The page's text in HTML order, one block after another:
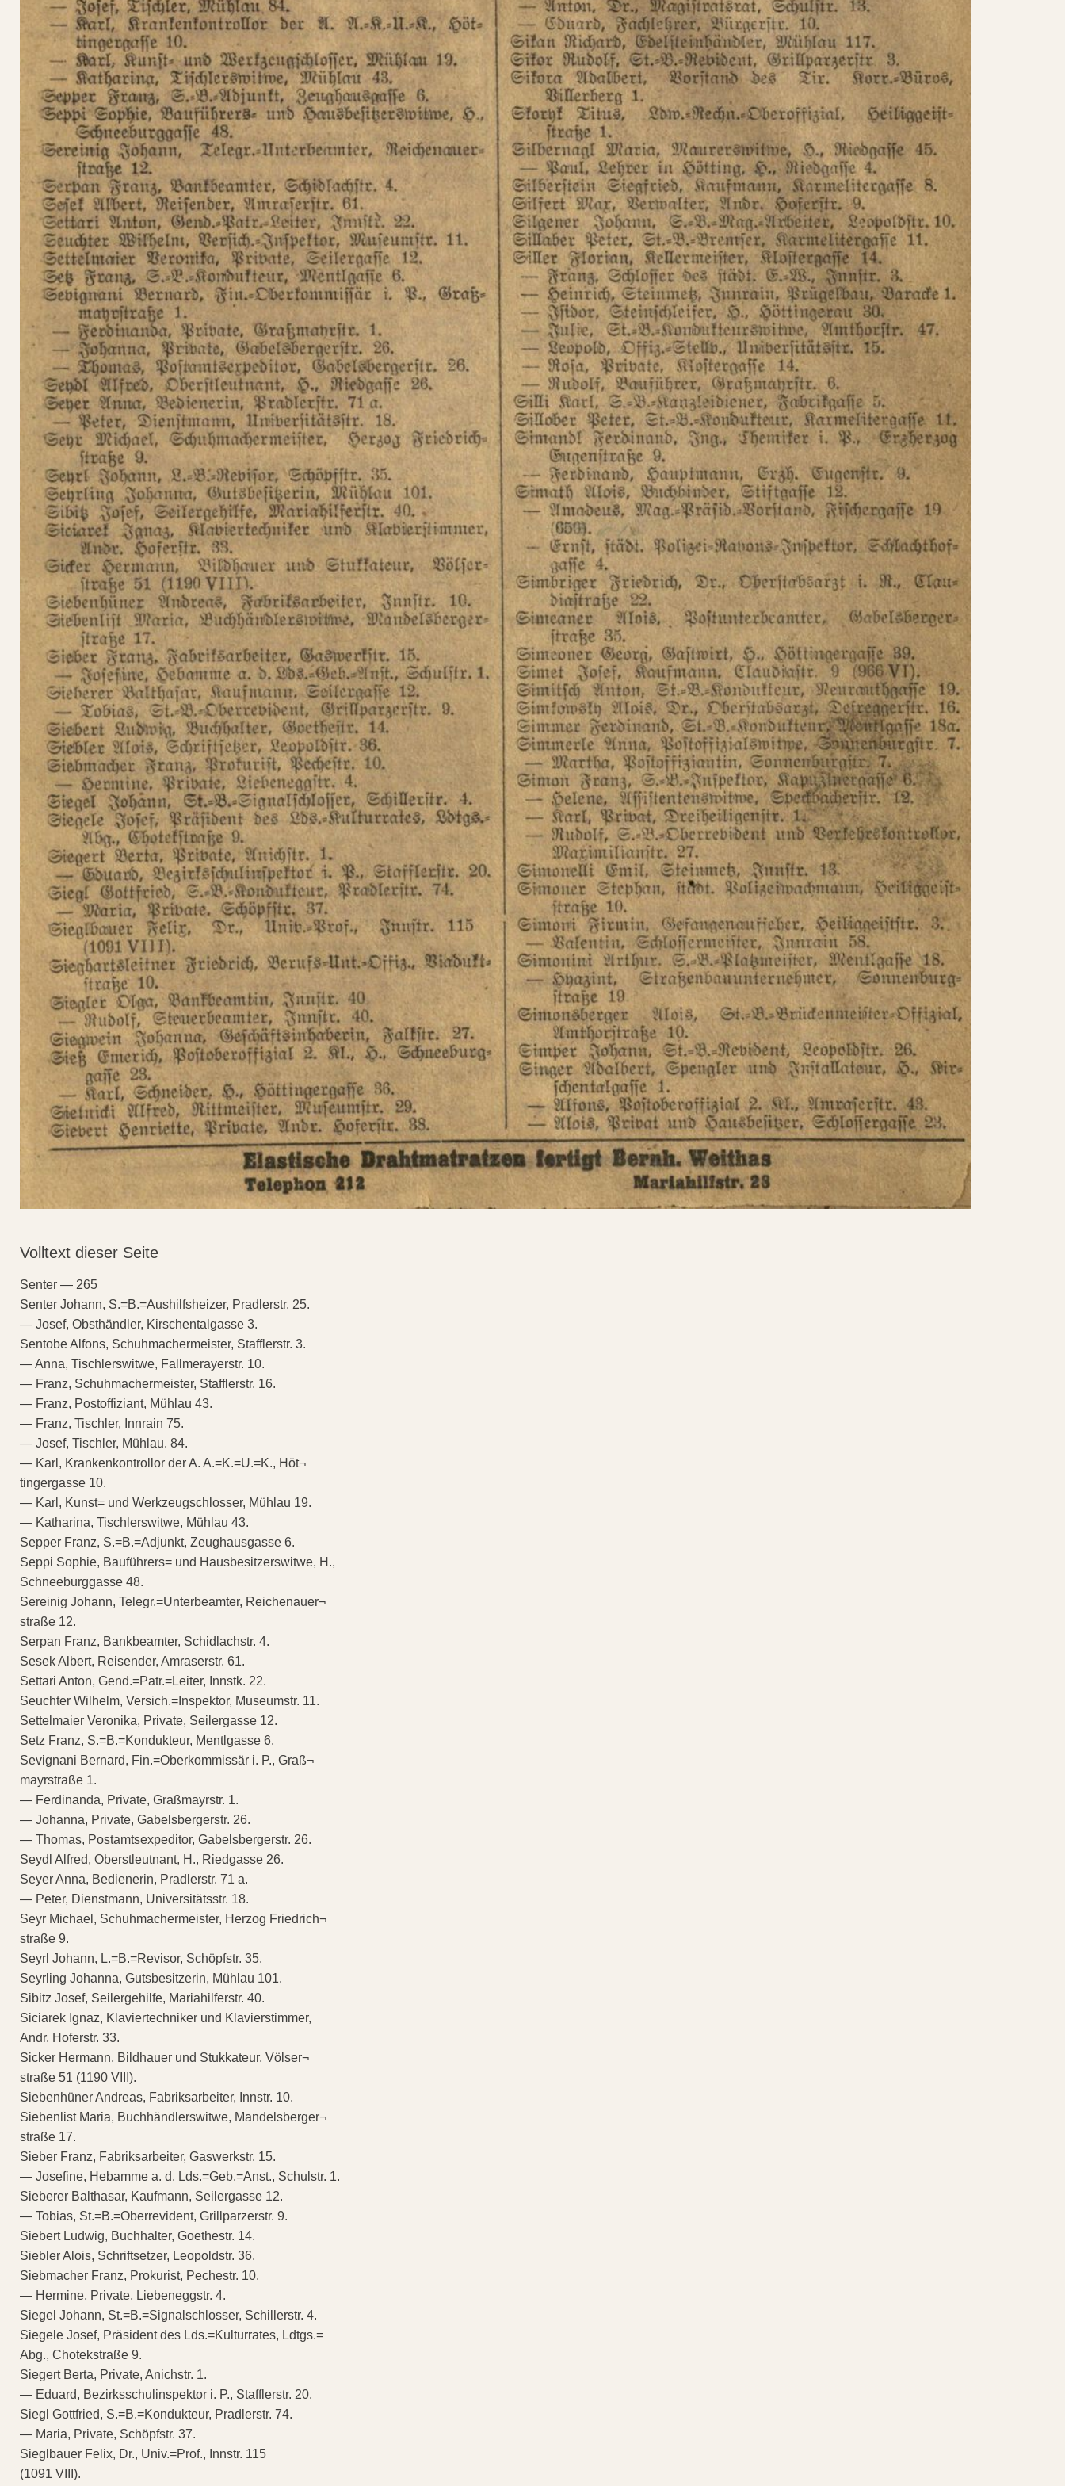
Volltext dieser Seite
Senter — 265
Senter Johann, S.=B.=Aushilfsheizer, Pradlerstr. 25.
— Josef, Obsthändler, Kirschentalgasse 3.
Sentobe Alfons, Schuhmachermeister, Stafflerstr. 3.
— Anna, Tischlerswitwe, Fallmerayerstr. 10.
— Franz, Schuhmachermeister, Stafflerstr. 16.
— Franz, Postoffiziant, Mühlau 43.
— Franz, Tischler, Innrain 75.
— Josef, Tischler, Mühlau. 84.
— Karl, Krankenkontrollor der A. A.=K.=U.=K., Höt¬
tingergasse 10.
— Karl, Kunst= und Werkzeugschlosser, Mühlau 19.
— Katharina, Tischlerswitwe, Mühlau 43.
Sepper Franz, S.=B.=Adjunkt, Zeughausgasse 6.
Seppi Sophie, Bauführers= und Hausbesitzerswitwe, H.,
Schneeburggasse 48.
Sereinig Johann, Telegr.=Unterbeamter, Reichenauer¬
straße 12.
Serpan Franz, Bankbeamter, Schidlachstr. 4.
Sesek Albert, Reisender, Amraserstr. 61.
Settari Anton, Gend.=Patr.=Leiter, Innstk. 22.
Seuchter Wilhelm, Versich.=Inspektor, Museumstr. 11.
Settelmaier Veronika, Private, Seilergasse 12.
Setz Franz, S.=B.=Kondukteur, Mentlgasse 6.
Sevignani Bernard, Fin.=Oberkommissär i. P., Graß¬
mayrstraße 1.
— Ferdinanda, Private, Graßmayrstr. 1.
— Johanna, Private, Gabelsbergerstr. 26.
— Thomas, Postamtsexpeditor, Gabelsbergerstr. 26.
Seydl Alfred, Oberstleutnant, H., Riedgasse 26.
Seyer Anna, Bedienerin, Pradlerstr. 71 a.
— Peter, Dienstmann, Universitätsstr. 18.
Seyr Michael, Schuhmachermeister, Herzog Friedrich¬
straße 9.
Seyrl Johann, L.=B.=Revisor, Schöpfstr. 35.
Seyrling Johanna, Gutsbesitzerin, Mühlau 101.
Sibitz Josef, Seilergehilfe, Mariahilferstr. 40.
Siciarek Ignaz, Klaviertechniker und Klavierstimmer,
Andr. Hoferstr. 33.
Sicker Hermann, Bildhauer und Stukkateur, Völser¬
straße 51 (1190 VIII).
Siebenhüner Andreas, Fabriksarbeiter, Innstr. 10.
Siebenlist Maria, Buchhändlerswitwe, Mandelsberger¬
straße 17.
Sieber Franz, Fabriksarbeiter, Gaswerkstr. 15.
— Josefine, Hebamme a. d. Lds.=Geb.=Anst., Schulstr. 1.
Sieberer Balthasar, Kaufmann, Seilergasse 12.
— Tobias, St.=B.=Oberrevident, Grillparzerstr. 9.
Siebert Ludwig, Buchhalter, Goethestr. 14.
Siebler Alois, Schriftsetzer, Leopoldstr. 36.
Siebmacher Franz, Prokurist, Pechestr. 10.
— Hermine, Private, Liebeneggstr. 4.
Siegel Johann, St.=B.=Signalschlosser, Schillerstr. 4.
Siegele Josef, Präsident des Lds.=Kulturrates, Ldtgs.=
Abg., Chotekstraße 9.
Siegert Berta, Private, Anichstr. 1.
— Eduard, Bezirksschulinspektor i. P., Stafflerstr. 20.
Siegl Gottfried, S.=B.=Kondukteur, Pradlerstr. 74.
— Maria, Private, Schöpfstr. 37.
Sieglbauer Felix, Dr., Univ.=Prof., Innstr. 115
(1091 VIII).